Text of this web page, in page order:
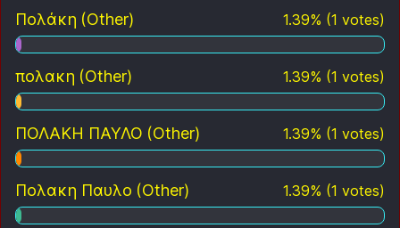
Πολάκη (Other) 1.39% (1 votes)
πολακη (Other) 1.39% (1 votes)
ΠΟΛΑΚΗ ΠΑΥΛΟ (Other) 1.39% (1 votes)
Πολακη Παυλο (Other) 1.39% (1 votes)